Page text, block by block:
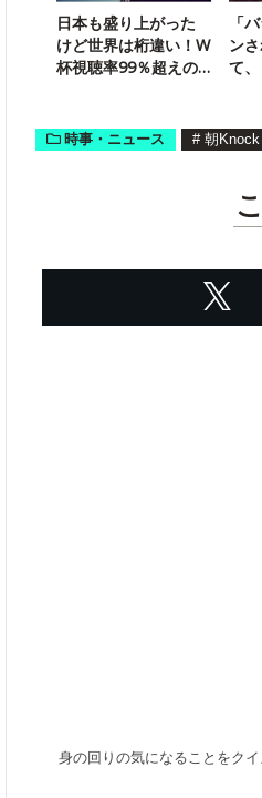
日本も盛り上がった
けど世界は桁違い！W
杯視聴率99％超えの
「
ン
て
時事・ニュース # 朝Knock
身の回りの気になることをクイ